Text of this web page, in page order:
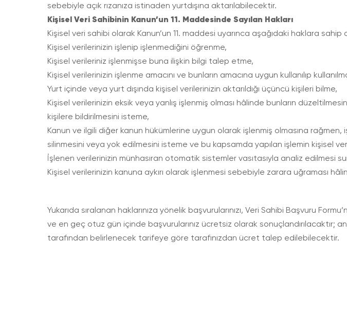
sebebiyle açık rızanıza istinaden yurtdışına aktarılabilecektir.
Kişisel Veri Sahibinin Kanun’un 11. Maddesinde Sayılan Hakları
Kişisel veri sahibi olarak Kanun’un 11. maddesi uyarınca aşağıdaki haklara sahip
Kişisel verilerinizin işlenip işlenmediğini öğrenme,
Kişisel verileriniz işlenmişse buna ilişkin bilgi talep etme,
Kişisel verilerinizin işlenme amacını ve bunların amacına uygun kullanılıp
Yurt içinde veya yurt dışında kişisel verilerinizin aktarıldığı üçüncü kişileri bilme,
Kişisel verilerinizin eksik veya yanlış işlenmiş olması hâlinde bunların
kişilere bildirilmesini isteme,
Kanun ve ilgili diğer kanun hükümlerine uygun olarak işlenmiş olmasına
silinmesini veya yok edilmesini isteme ve bu kapsamda yapılan işlemin kişisel
İşlenen verilerinizin münhasıran otomatik sistemler vasıtasıyla analiz edilmesi
Kişisel verilerinizin kanuna aykırı olarak işlenmesi sebebiyle zarara uğraması
Yukarıda sıralanan haklarınıza yönelik başvurularınızı, Veri Sahibi Başvuru
ve en geç otuz gün içinde başvurularınız ücretsiz olarak sonuçlandırılacaktır;
tarafından belirlenecek tarifeye göre tarafınızdan ücret talep edilebilecektir.